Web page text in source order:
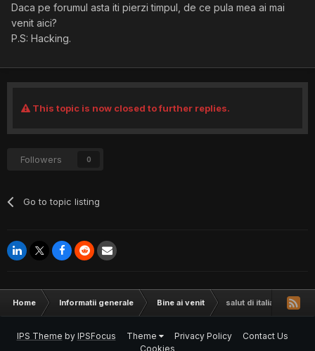
Daca pe forumul asta iti pierzi timpul, de ce pula mea ai mai
venit aici?
P.S: Hacking.
This topic is now closed to further replies.
Followers 0
Go to topic listing
Home Informatii generale Bine ai venit salut di italia
IPS Theme by IPSFocus Theme Privacy Policy
Contact Us
Cookies